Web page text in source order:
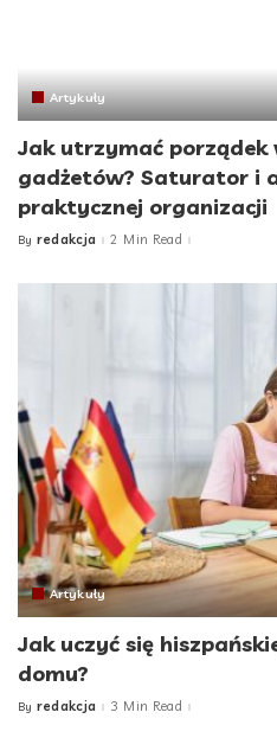
Artykuły
Jak utrzymać porządek
gadżetów? Saturator i
praktycznej organizacji
Posted
By redakcja 2 Min Read
Artykuły
Jak uczyć się
domu?
Posted
By redakcja 3 Min Read